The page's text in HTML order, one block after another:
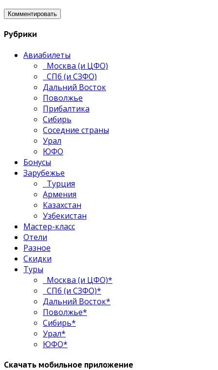
Рубрики
Авиабилеты
Москва (и ЦФО)
СПб (и СЗФО)
Дальний Восток
Поволжье
Прибалтика
Сибирь
Соседние страны
Урал
ЮФО
Бонусы
Зарубежье
Турция
Армения
Казахстан
Узбекистан
Мастер-класс
Отели
Разное
Скидки
Туры
Москва (и ЦФО)*
СПб (и СЗФО)*
Дальний Восток*
Поволжье*
Сибирь*
Урал*
ЮФО*
Скачать мобильное приложение